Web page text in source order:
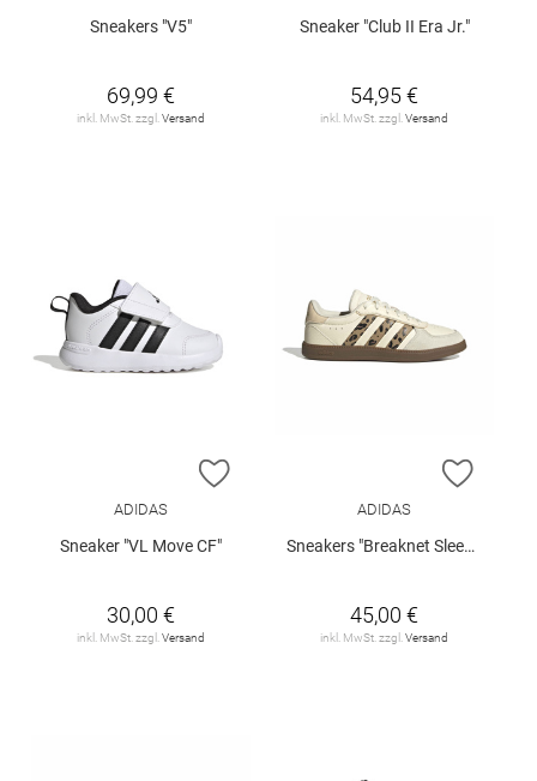
Sneakers "V5"
69,99 €
inkl. MwSt. zzgl.Versand
Sneaker "Club II Era Jr."
54,95 €
inkl. MwSt. zzgl.Versand
ZUR WUNSCHLISTE HINZUFÜGEN
ADIDAS
Sneaker "VL Move CF"
30,00 €
inkl. MwSt. zzgl. Versand
ZUR
ADIDAS
Sneakers "Breaknet Sleek J"
45,00 €
inkl. MwSt. zzgl. Versand